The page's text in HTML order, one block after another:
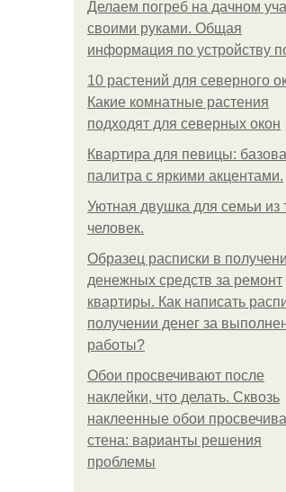
Делаем погреб на дачном
своими руками. Общая
информация по устройству
10 растений для северного
Какие комнатные растения
подходят для северных окон
Квартира для певицы:
палитра с яркими акцентами.
Уютная двушка для семьи из
человек.
Образец расписки в
денежных средств за ремонт
квартиры. Как написать
получении денег за
работы?
Обои просвечивают после
наклейки, что делать. Сквозь
наклеенные обои
стена: варианты решения
проблемы